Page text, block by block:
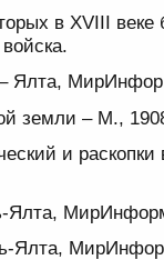
в XVIII веке
Ялта,
земли – М.,
и раскопки
Ялта,
Ялта,